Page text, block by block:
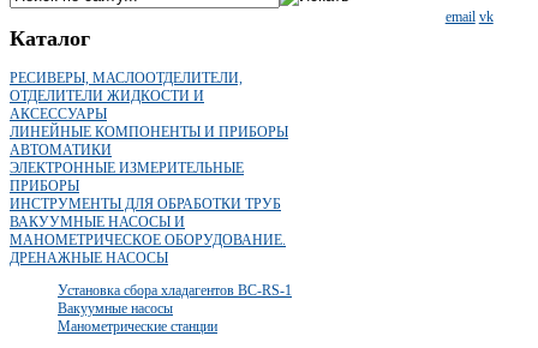
email vk
Каталог
РЕСИВЕРЫ, МАСЛООТДЕЛИТЕЛИ,
ОТДЕЛИТЕЛИ ЖИДКОСТИ И
АКСЕССУАРЫ
ЛИНЕЙНЫЕ КОМПОНЕНТЫ И ПРИБОРЫ
АВТОМАТИКИ
ЭЛЕКТРОННЫЕ ИЗМЕРИТЕЛЬНЫЕ
ПРИБОРЫ
ИНСТРУМЕНТЫ ДЛЯ ОБРАБОТКИ ТРУБ
ВАКУУМНЫЕ НАСОСЫ И
МАНОМЕТРИЧЕСКОЕ ОБОРУДОВАНИЕ.
ДРЕНАЖНЫЕ НАСОСЫ
Установка сбора хладагентов BC-RS-1
Вакуумные насосы
Манометрические станции